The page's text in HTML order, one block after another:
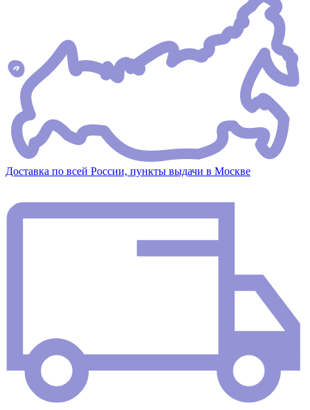
Доставка по всей России, пункты выдачи в Москве